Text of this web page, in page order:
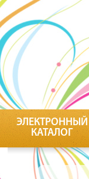
ЭЛЕКТРОННЫЙ
КАТАЛОГ